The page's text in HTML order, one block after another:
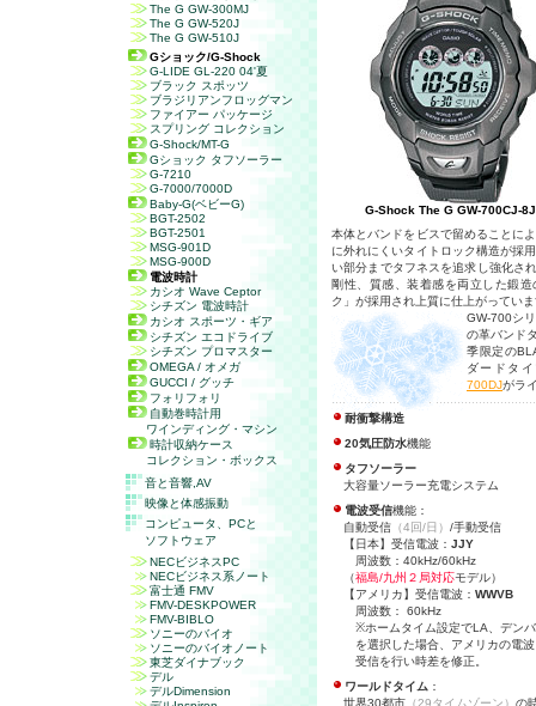
The G GW-300MJ
The G GW-520J
The G GW-510J
Gショック/G-Shock
G-LIDE GL-220 04'夏
ブラック スポッツ
ブラジリアンフロッグマン
ファイアー パッケージ
スプリング コレクション
G-Shock/MT-G
Gショック タフソーラー
G-7210
G-7000/7000D
Baby-G(ベビーG)
BGT-2502
BGT-2501
MSG-901D
MSG-900D
電波時計
カシオ Wave Ceptor
シチズン 電波時計
カシオ スポーツ・ギア
シチズン エコドライブ
シチズン プロマスター
OMEGA / オメガ
GUCCI / グッチ
フォリフォリ
自動巻時計用
ワインディング・マシン
時計収納ケース
コレクション・ボックス
音と音響, AV
映像と体感振動
コンピュータ、 PCと
ソフトウェア
NECビジネスPC
NECビジネス系ノート
富士通 FMV
FMV-DESKPOWER
FMV-BIBLO
ソニーのバイオ
ソニーのバイオノート
東芝ダイナブック
デル
デルDimension
G-Shock The G GW-700CJ-
本体とバンドをビスで留めることに
に外れにくいタイトロック構造が採
い部分までタフネスを追求し強化さ
剛性、質感、装着感を両立した鍛
ク」が採用され上質に仕上がってい
GW-700シ
の革バンド
季限定の
ダードタ
700DJがラ
耐衝撃構造
20気圧防水機能
タフソーラー
大容量ソーラー充電システム
電波受信機能：
自動受信 （4回/日） /手動受信
【日本】受信電波： JJY
周波数：40kHz/60kHz
（福島/九州２局対応モデル）
【アメリカ】受信電波： WWVB
周波数： 60kHz
※ホームタイム設定でLA、デンバ
を選択した場合、アメリカの電波
受信を行い時差を修正。
ワールドタイム ：
世界30都市 （29タイムゾーン） の